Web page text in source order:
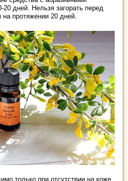
20 дней. Нельзя загорать перед
протяжении 20 дней.
только при отсутствии на коже